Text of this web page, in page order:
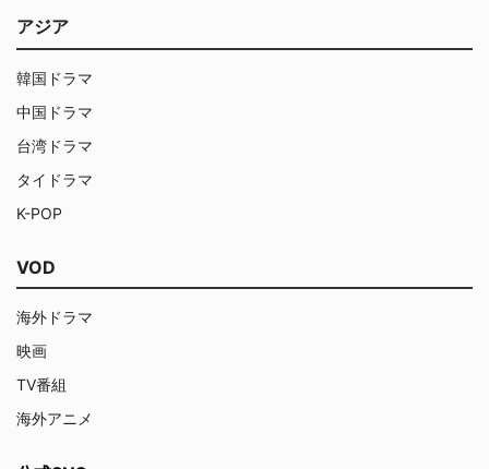
アジア
韓国ドラマ
中国ドラマ
台湾ドラマ
タイドラマ
K-POP
VOD
海外ドラマ
映画
TV番組
海外アニメ